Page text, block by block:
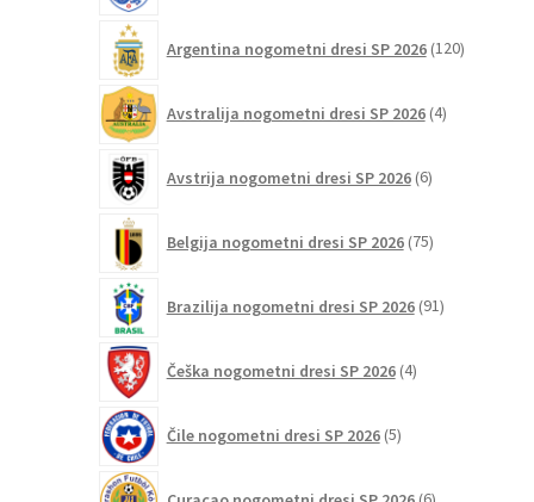
Argentina nogometni dresi SP 2026 120izdelkov
Avstralija nogometni dresi SP 2026 4izdelki
Avstrija nogometni dresi SP 2026 6izdelkov
Belgija nogometni dresi SP 2026 75izdelkov
Brazilija nogometni dresi SP 2026 91izdelkov
Češka nogometni dresi SP 2026 4izdelki
Čile nogometni dresi SP 2026 5izdelkov